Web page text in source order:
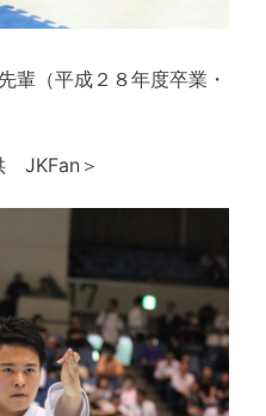
（平成２８年度卒業・
JKFan＞